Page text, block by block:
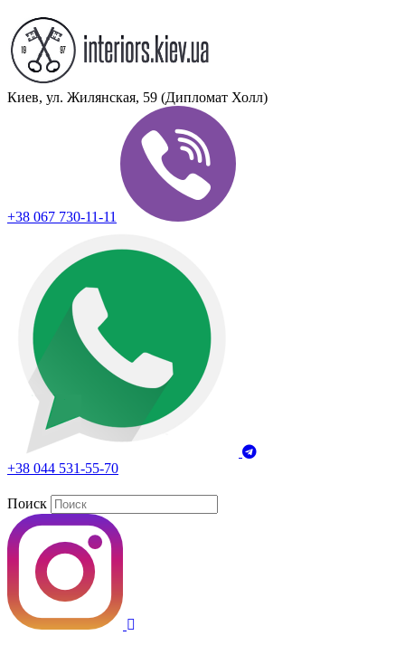
Киев, ул. Жилянская, 59 (Дипломат Холл)
+38 067 730-11-11
+38 044 531-55-70
Поиск